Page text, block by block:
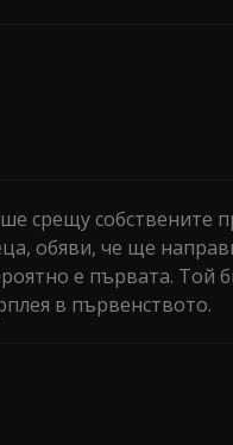
срещу собствените
обяви, че ще
е първата. Той
в първенството.